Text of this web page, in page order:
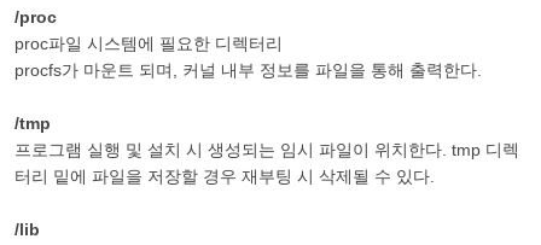
/proc
proc파일 시스템에 필요한 디렉터리
procfs가 마운트 되며, 커널 내부 정보를 파일을 통해 출력한다.
/tmp
프로그램 실행 및 설치 시 생성되는 임시 파일이 위치한다. tmp 디렉
터리 밑에 파일을 저장할 경우 재부팅 시 삭제될 수 있다.
/lib